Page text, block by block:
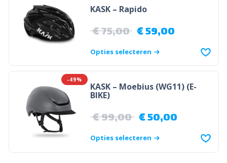
KASK – Rapido
€75,00 €59,00
Opties selecteren
-49%
KASK – Moebius (WG11) (E-
BIKE)
€99,00 €50,00
Opties selecteren